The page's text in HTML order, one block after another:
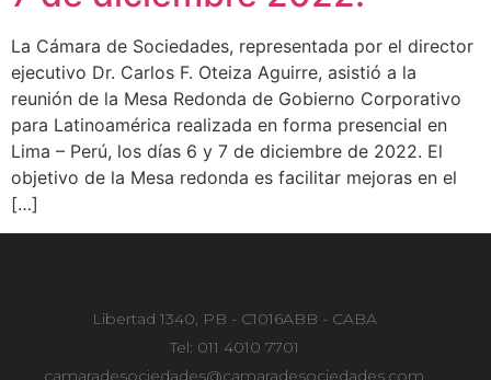
La Cámara de Sociedades, representada por el director
ejecutivo Dr. Carlos F. Oteiza Aguirre, asistió a la
reunión de la Mesa Redonda de Gobierno Corporativo
para Latinoamérica realizada en forma presencial en
Lima – Perú, los días 6 y 7 de diciembre de 2022. El
objetivo de la Mesa redonda es facilitar mejoras en el
[…]
Libertad 1340, PB - C1016ABB - CABA
Tel: 011 4010 7701
camaradesociedades@camaradesociedades.com